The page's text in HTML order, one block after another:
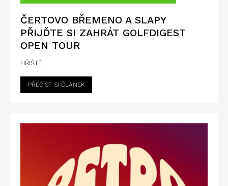
ČERTOVO BŘEMENO A SLAPY
PŘIJĎTE SI ZAHRÁT GOLFDIGEST
OPEN TOUR
HŘIŠTĚ
PŘEČÍST SI ČLÁNEK